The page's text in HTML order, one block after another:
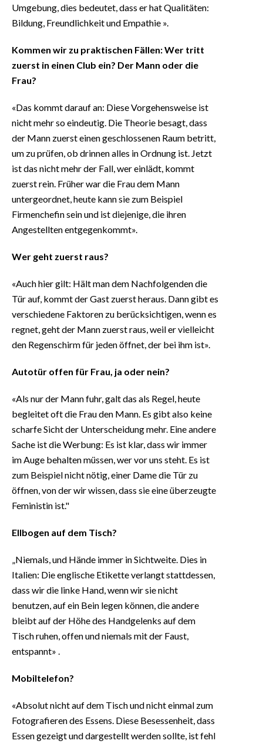
Umgebung, dies bedeutet, dass er hat Qualitäten:
Bildung, Freundlichkeit und Empathie ».
Kommen wir zu praktischen Fällen: Wer tritt
zuerst in einen Club ein? Der Mann oder die
Frau?
«Das kommt darauf an: Diese Vorgehensweise ist
nicht mehr so eindeutig. Die Theorie besagt, dass
der Mann zuerst einen geschlossenen Raum betritt,
um zu prüfen, ob drinnen alles in Ordnung ist. Jetzt
ist das nicht mehr der Fall, wer einlädt, kommt
zuerst rein. Früher war die Frau dem Mann
untergeordnet, heute kann sie zum Beispiel
Firmenchefin sein und ist diejenige, die ihren
Angestellten entgegenkommt».
Wer geht zuerst raus?
«Auch hier gilt: Hält man dem Nachfolgenden die
Tür auf, kommt der Gast zuerst heraus. Dann gibt es
verschiedene Faktoren zu berücksichtigen, wenn es
regnet, geht der Mann zuerst raus, weil er vielleicht
den Regenschirm für jeden öffnet, der bei ihm ist».
Autotür offen für Frau, ja oder nein?
«Als nur der Mann fuhr, galt das als Regel, heute
begleitet oft die Frau den Mann. Es gibt also keine
scharfe Sicht der Unterscheidung mehr. Eine andere
Sache ist die Werbung: Es ist klar, dass wir immer
im Auge behalten müssen, wer vor uns steht. Es ist
zum Beispiel nicht nötig, einer Dame die Tür zu
öffnen, von der wir wissen, dass sie eine überzeugte
Feministin ist."
Ellbogen auf dem Tisch?
„Niemals, und Hände immer in Sichtweite. Dies in
Italien: Die englische Etikette verlangt stattdessen,
dass wir die linke Hand, wenn wir sie nicht
benutzen, auf ein Bein legen können, die andere
bleibt auf der Höhe des Handgelenks auf dem
Tisch ruhen, offen und niemals mit der Faust,
entspannt» .
Mobiltelefon?
«Absolut nicht auf dem Tisch und nicht einmal zum
Fotografieren des Essens. Diese Besessenheit, dass
Essen gezeigt und dargestellt werden sollte, ist fehl